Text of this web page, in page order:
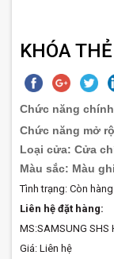
KHÓA
Chức năng
Chức năng mở
Loại cửa: Cửa
Màu sắc: Màu ghi
Tình trạng: Còn hàng
Liên hệ đặt hàng:
MS:SAMSUNG SHS
Giá: Liên hệ